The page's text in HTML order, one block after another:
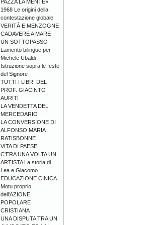
PAZZA LA MENTE»
1968 Le origini della
contestazione globale
VERITÀ E MENZOGNE
CADAVERE A MARE
UN SOTTOPASSO
Lamento bilingue per
Michele Ubaldi
Istruzione sopra le feste
del Signore
TUTTI I LIBRI DEL
PROF. GIACINTO
AURITI
LA VENDETTA DEL
MERCEDARIO
LA CONVERSIONE DI
ALFONSO MARIA
RATISBONNE
VITA DI PAESE
C'ERA UNA VOLTA UN
ARTISTA La storia di
Lea e Giacomo
EDUCAZIONE CINICA
Motu proprio
dell'AZIONE
POPOLARE
CRISTIANA
UNA DISPUTA TRA UN